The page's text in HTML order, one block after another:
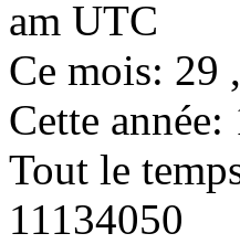
am UTC
Ce mois: 29
Cette
Tout le
11134050